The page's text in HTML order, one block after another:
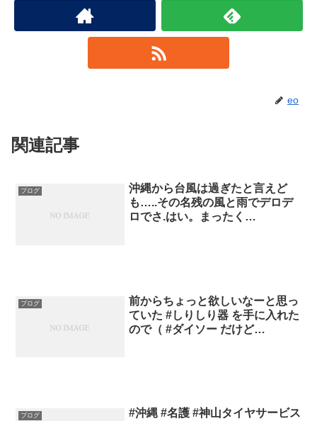
eo
関連記事
ブログ
沖縄から台風は過ぎたと言えど
も…..その名残の風と雨でデロデ
ロでさ.はい。まったく…
ブログ
前からちょっと欲しいなーと思っ
ていた #しりしり器 を手に入れた
ので（ #ダイソー だけど…
ブログ #沖縄 #名護 #神山タイヤサービス